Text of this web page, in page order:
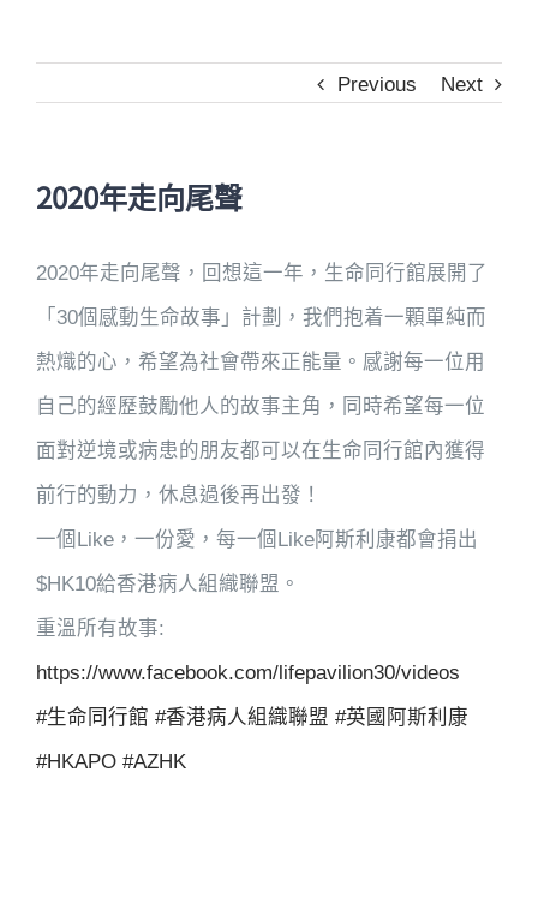
Previous Next
2020年走向尾聲
2020年走向尾聲，回想這一年，生命同行館展開了
「30個感動生命故事」計劃，我們抱着一顆單純而
熱熾的心，希望為社會帶來正能量。感謝每一位用
自己的經歷鼓勵他人的故事主角，同時希望每一位
面對逆境或病患的朋友都可以在生命同行館內獲得
前行的動力，休息過後再出發！
一個Like，一份愛，每一個Like阿斯利康都會捐出
$HK10給香港病人組織聯盟。
重溫所有故事:
https://www.facebook.com/lifepavilion30/videos
#生命同行館 #香港病人組織聯盟 #英國阿斯利康
#HKAPO #AZHK